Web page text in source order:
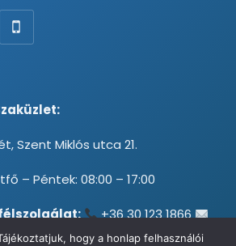
Szent Miklós utca 21.
– Péntek: 08:00 – 17:00
+36 30 123 1866
hogy a honlap felhasználói